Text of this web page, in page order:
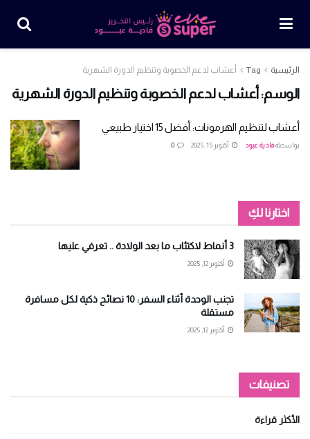
الرئيسية Tag أعشاب لدعم الخصوبة وتنظيم الدورة الشهرية
الوسم:أعشاب لدعم الخصوبة وتنظيم الدورة الشهرية
أعشاب لتنظيم الهرمونات: أفضل 15 اختيار طبيعي
بواسطةفادية عبود أكتوبر 15, 2025 0
اختارنا لكِ
3 أنماط لاكتئاب ما بعد الولادة .. تعرفي عليها
أكتوبر 12, 2025
تجنب الوحدة أثناء السفر: 10 نصائح ذكية لكل مسافرة
مستقلة
أكتوبر 12, 2025
تصنيفات
الأكثر قراءة